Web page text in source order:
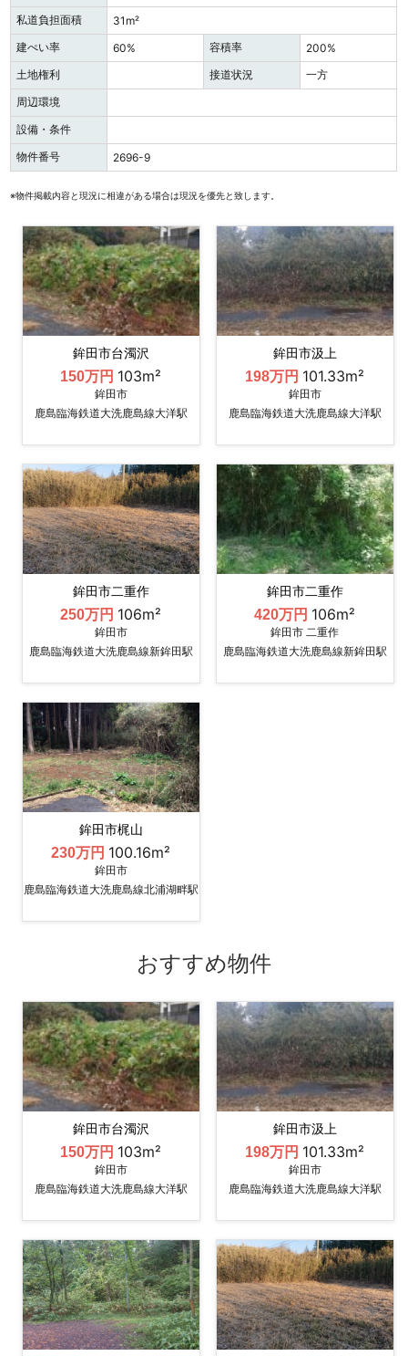
私道負担面積
31m²
建ぺい率
60% 容積率
200%
土地権利
接道状況
一方
周辺環境
設備・条件
物件番号
2696-9
※物件掲載内容と現況に相違がある場合は現況を優先と致します。
鉾田市台濁沢
150万円 103m²
鉾田市
鹿島臨海鉄道大洗鹿島線大洋駅
鉾田市汲上
198万円 101.33m²
鉾田市
鹿島臨海鉄道大洗鹿島線大洋駅
鉾田市二重作
250万円 106m²
鉾田市
鹿島臨海鉄道大洗鹿島線新鉾田駅
鉾田市二重作
420万円 106m²
鉾田市 二重作
鹿島臨海鉄道大洗鹿島線新鉾田駅
鉾田市梶山
230万円 100.16m²
鉾田市
鹿島臨海鉄道大洗鹿島線北浦湖畔駅
おすすめ物件
鉾田市台濁沢
150万円 103m²
鉾田市
鹿島臨海鉄道大洗鹿島線大洋駅
鉾田市汲上
198万円 101.33m²
鉾田市
鹿島臨海鉄道大洗鹿島線大洋駅